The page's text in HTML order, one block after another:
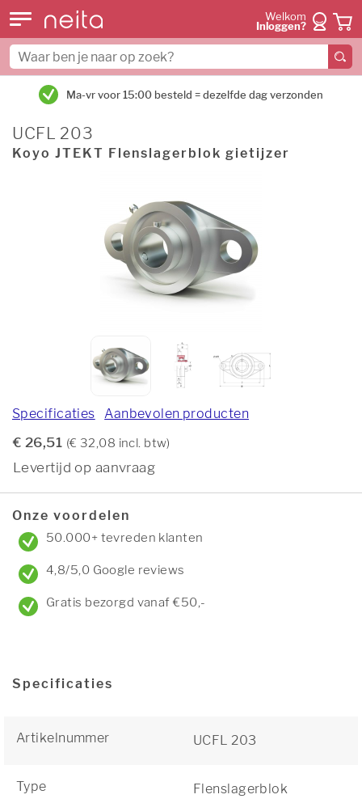
Welkom
Inloggen?
Ma-vr voor 15:00 besteld = dezelfde dag verzonden
UCFL 203
Koyo JTEKT Flenslagerblok gietijzer
Specificaties Aanbevolen producten
€ 26,51 (€ 32,08 incl. btw)
Levertijd op aanvraag
Onze voordelen
50.000+ tevreden klanten
4,8/5,0 Google reviews
Gratis bezorgd vanaf €50,-
Specificaties
Artikelnummer UCFL 203
Type Flenslagerblok